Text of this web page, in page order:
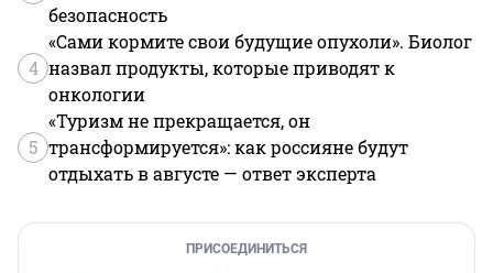
безопасность
4
«Сами кормите свои будущие опухоли». Биолог
назвал продукты, которые приводят к
онкологии
5
«Туризм не прекращается, он
трансформируется»: как россияне будут
отдыхать в августе — ответ эксперта
ПРИСОЕДИНИТЬСЯ